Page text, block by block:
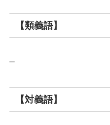
【類義語】
–
【対義語】